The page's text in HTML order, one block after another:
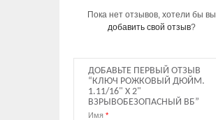
Пока нет отзывов, хотели бы вы
добавить свой отзыв?
ДОБАВЬТЕ ПЕРВЫЙ ОТЗЫВ
“КЛЮЧ РОЖКОВЫЙ ДЮЙМ.
1.11/16" X 2"
ВЗРЫВОБЕЗОПАСНЫЙ ВБ”
Имя *